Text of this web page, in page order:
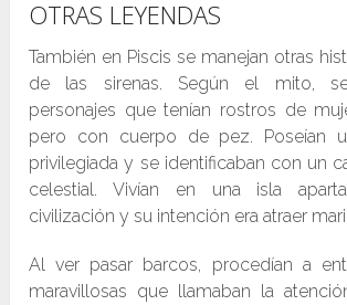
OTRAS LEYENDAS
También en Piscis se manejan otras
de las sirenas. Según el mito,
personajes que tenían rostros de
pero con cuerpo de pez. Poseían
privilegiada y se identificaban con un
celestial. Vivían en una isla
civilización y su intención era atraer
Al ver pasar barcos, procedían a
maravillosas que llamaban la